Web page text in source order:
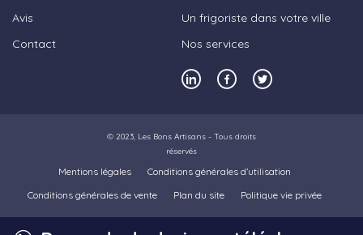
Avis
Contact
Un frigoriste dans votre ville
Nos services
© 2023, Les Bons Artisans - Tous droits
réservés
Mentions légales
Conditions générales d’utilisation
Conditions générales de vente
Plan du site Politique vie privée